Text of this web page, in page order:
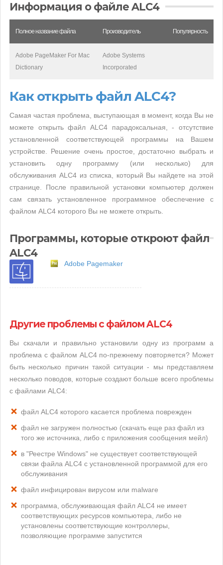
Информация о файле ALC4
Полное название файла Производитель Популярность
Adobe PageMaker For Mac
Dictionary
Adobe Systems
Incorporated
Как открыть файл ALC4?
Самая частая проблема, выступающая в момент, когда Вы не
можете открыть файл ALC4 парадоксальная, - отсутствие
установленной соответствующей программы на Вашем
устройстве. Решение очень простое, достаточно выбрать и
установить одну программу (или несколько) для
обслуживания ALC4 из списка, который Вы найдете на этой
странице. После правильной установки компьютер должен
сам связать установленное программное обеспечение с
файлом ALC4 которого Вы не можете открыть.
Программы, которые откроют файл
ALC4
Adobe Pagemaker
Другие проблемы с файлом ALC4
Вы скачали и правильно установили одну из программ а
проблема с файлом ALC4 по-прежнему повторяется? Может
быть несколько причин такой ситуации - мы представляем
несколько поводов, которые создают больше всего проблемы
с файлами ALC4:
файл ALC4 которого касается проблема поврежден
файл не загружен полностью (скачать еще раз файл из
того же источника, либо с приложения сообщения мейл)
в "Реестре Windows" не существует соответствующей
связи файла ALC4 с установленной программой для его
обслуживания
файл инфицирован вирусом или malware
программа, обслуживающая файл ALC4 не имеет
соответствующих ресурсов компьютера, либо не
установлены соответствующие контроллеры,
позволяющие программе запустится